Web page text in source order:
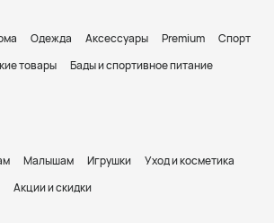
Одежда Аксессуары Premium
Спорт
товары
Бады и спортивное питание
Малышам Игрушки
Уход и косметика
Акции и скидки